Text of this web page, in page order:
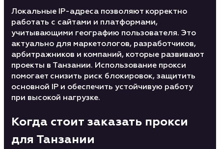
Локальные IP-адреса позволяют корректно
работать с сайтами и платформами,
учитывающими географию пользователя. Это
актуально для маркетологов, разработчиков,
арбитражников и компаний, которые развивают
проекты в Танзании. Использование прокси
помогает снизить риск блокировок, защитить
основной IP и обеспечить устойчивую работу
при высокой нагрузке.
Когда стоит заказать прокси
для Танзании